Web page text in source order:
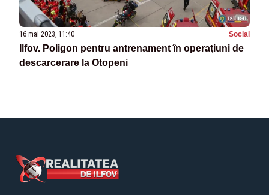
16 mai 2023, 11:40 Social
Ilfov. Poligon pentru antrenament în operaţiuni de
descarcerare la Otopeni